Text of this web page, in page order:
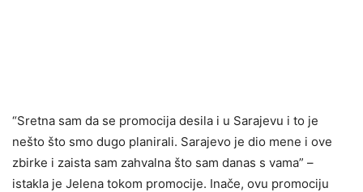
“Sretna sam da se promocija desila i u Sarajevu i to je
nešto što smo dugo planirali. Sarajevo je dio mene i ove
zbirke i zaista sam zahvalna što sam danas s vama” –
istakla je Jelena tokom promocije. Inače, ovu promociju